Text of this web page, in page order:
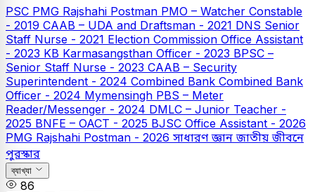
PSC PMG Rajshahi Postman PMO – Watcher Constable
- 2019 CAAB – UDA and Draftsman - 2021 DNS Senior
Staff Nurse - 2021 Election Commission Office Assistant
- 2023 KB Karmasangsthan Officer - 2023 BPSC –
Senior Staff Nurse - 2023 CAAB – Security
Superintendent - 2024 Combined Bank Combined Bank
Officer - 2024 Mymensingh PBS – Meter
Reader/Messenger - 2024 DMLC – Junior Teacher -
2025 BNFE – OACT - 2025 BJSC Office Assistant - 2026
PMG Rajshahi Postman - 2026 সাধারণ জ্ঞানজাতীয় জীবনে
পুরস্কার
ব্যাখ্যা
86